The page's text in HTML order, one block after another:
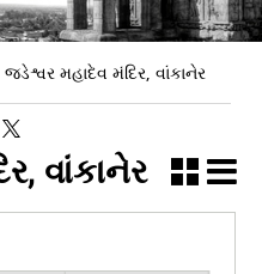
જડેશ્વર મહાદેવ મંદિર, વાંકાનેર
વાંકાનેર